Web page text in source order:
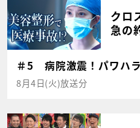
クロ
急の
＃5 病院激震！パワハ
8月4日(火)放送分